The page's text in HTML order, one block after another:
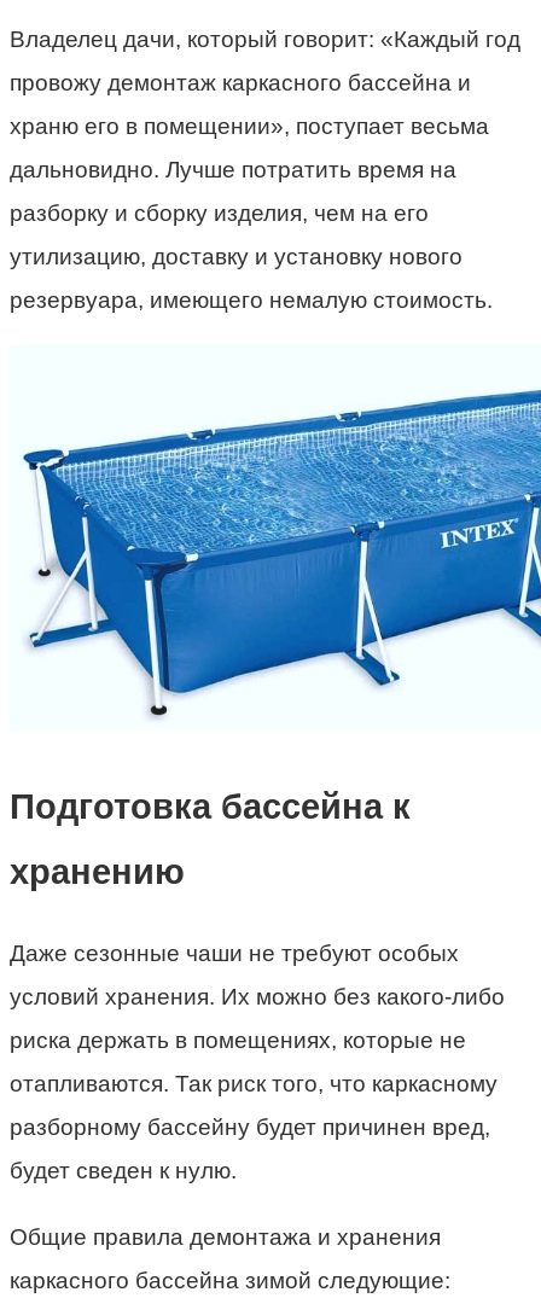
Владелец дачи, который говорит: «Каждый год
провожу демонтаж каркасного бассейна и
храню его в помещении», поступает весьма
дальновидно. Лучше потратить время на
разборку и сборку изделия, чем на его
утилизацию, доставку и установку нового
резервуара, имеющего немалую стоимость.
Подготовка бассейна к
хранению
Даже сезонные чаши не требуют особых
условий хранения. Их можно без какого-либо
риска держать в помещениях, которые не
отапливаются. Так риск того, что каркасному
разборному бассейну будет причинен вред,
будет сведен к нулю.
Общие правила демонтажа и хранения
каркасного бассейна зимой следующие: